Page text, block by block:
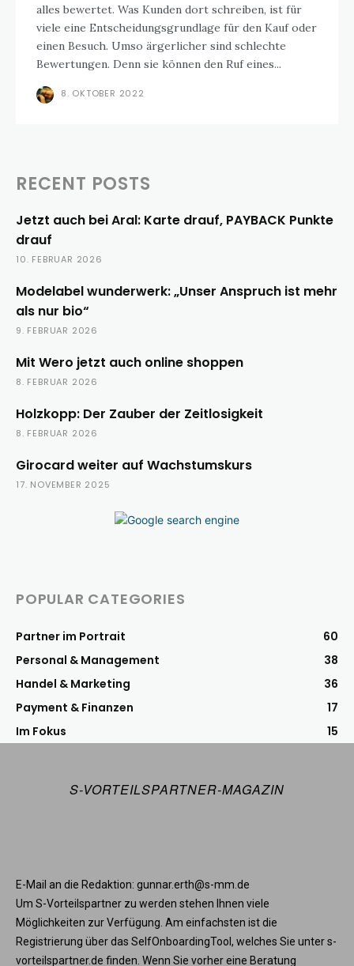
alles bewertet. Was Kunden dort schreiben, ist für
viele eine Entscheidungsgrundlage für den Kauf oder
einen Besuch. Umso ärgerlicher sind schlechte
Bewertungen. Denn sie können den Ruf eines...
8. OKTOBER 2022
RECENT POSTS
Jetzt auch bei Aral: Karte drauf, PAYBACK Punkte
drauf
10. FEBRUAR 2026
Modelabel wunderwerk: „Unser Anspruch ist mehr
als nur bio“
9. FEBRUAR 2026
Mit Wero jetzt auch online shoppen
8. FEBRUAR 2026
Holzkopp: Der Zauber der Zeitlosigkeit
8. FEBRUAR 2026
Girocard weiter auf Wachstumskurs
17. NOVEMBER 2025
POPULAR CATEGORIES
Partner im Portrait
60
Personal & Management
38
Handel & Marketing
36
Payment & Finanzen
17
Im Fokus
15
S-VORTEILSPARTNER-MAGAZIN
E-Mail an die Redaktion: gunnar.erth@s-mm.de
Um S-Vorteilspartner zu werden stehen Ihnen viele
Möglichkeiten zur Verfügung. Am einfachsten ist die
Registrierung über das SelfOnboardingTool, welches Sie unter s-
vorteilspartner.de finden. Wenn Sie vorher eine Beratung